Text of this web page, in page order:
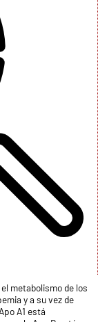
metabolismo de los
y a su vez de
A1 está